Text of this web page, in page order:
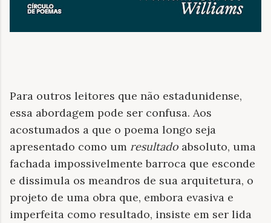
Para outros leitores que não estadunidense,
essa abordagem pode ser confusa. Aos
acostumados a que o poema longo seja
apresentado como um resultado absoluto, uma
fachada impossivelmente barroca que esconde
e dissimula os meandros de sua arquitetura, o
projeto de uma obra que, embora evasiva e
imperfeita como resultado, insiste em ser lida